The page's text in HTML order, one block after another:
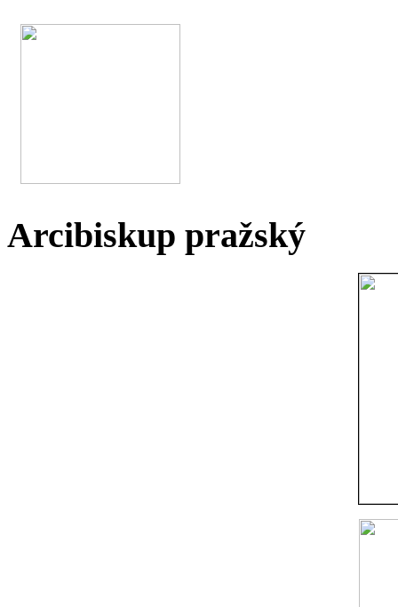
Arcibiskup pražský